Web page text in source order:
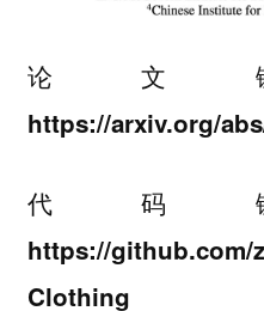
论文
https://arxiv.org/
代码
https://github.com/
Clothing